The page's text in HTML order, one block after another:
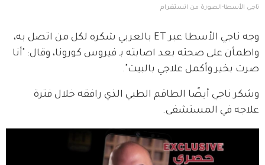
ناجي الأسطا-الصورة من انستغرام
وجه ناجي الأسطا عبر ET بالعربي شكره لكل من اتصل به،
واطمأن على صحته بعد اصابته بـ فيروس كورونا، وقال: "أنا
صرت بخير وأكمل علاجي بالبيت".
وشكر ناجي أيضًا الطاقم الطبي الذي رافقه خلال فترة
علاجه في المستشفى.